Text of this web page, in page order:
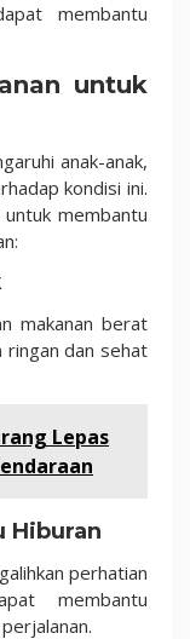
membantu
untuk
anak-anak,
kondisi ini.
membantu
makanan berat
ringan dan sehat
Lepas
Hiburan
perhatian
membantu